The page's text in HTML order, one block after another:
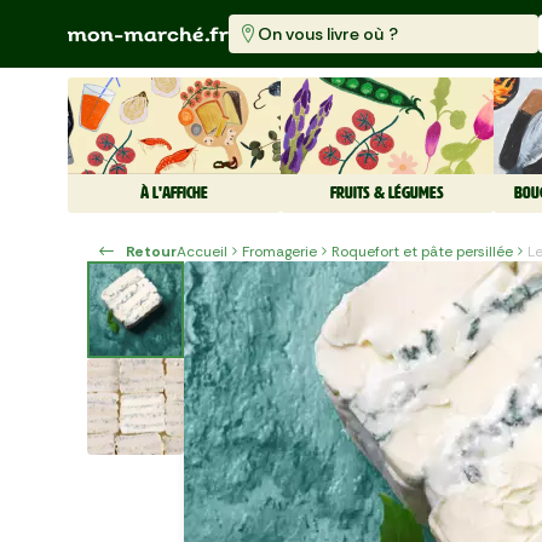
On vous livre où ?
À L'AFFICHE FRUITS & LÉGUMES
RetourAccueil Fromagerie Roquefort et pâte persillée